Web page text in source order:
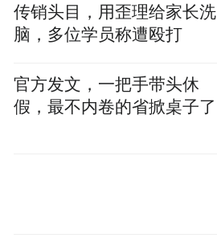
传销头目，用歪理给家长洗
脑，多位学员称遭殴打
官方发文，一把手带头休
假，最不内卷的省掀桌子了